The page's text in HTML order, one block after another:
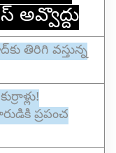
అవ్వొద్దు
తిరిగి వస్తున్న
ప్రపంచ